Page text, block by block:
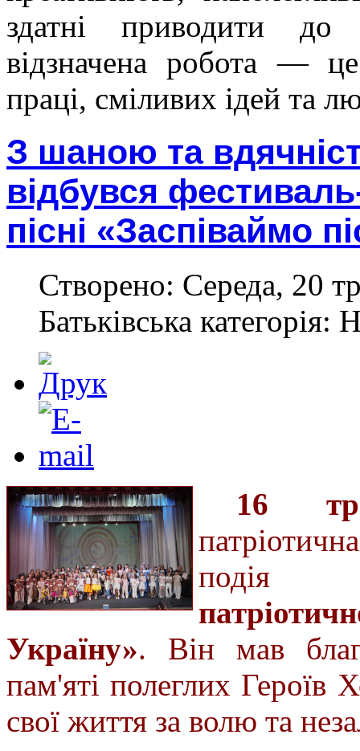
здатні приводити
відзначена робота — це
праці, сміливих ідей та
З шаною та
відбувся
пісні «Заспіваймо
Створено: Середа, 20
Батьківська категорія:
16
Україну». Він мав
пам'яті полеглих Героїв
свої життя за волю та